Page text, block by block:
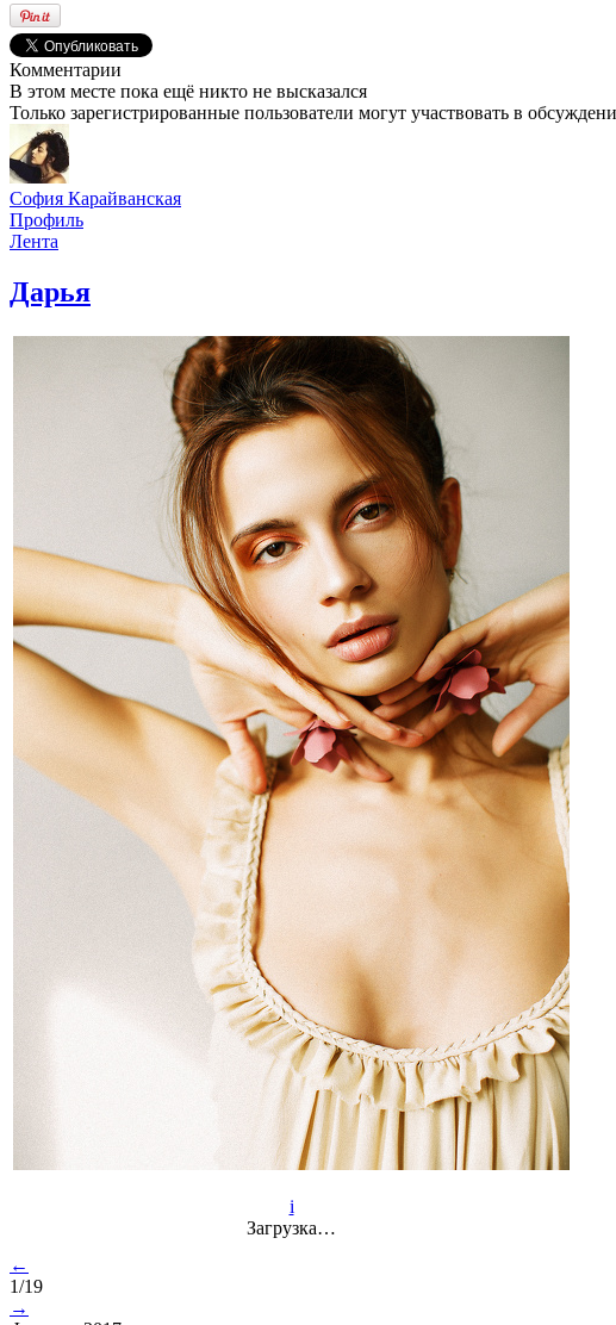
Комментарии
В этом месте пока ещё никто не высказался
Только зарегистрированные пользователи могут участвовать в
София Карайванская
Профиль
Лента
Дарья
i
Загрузка…
←
1/19
→